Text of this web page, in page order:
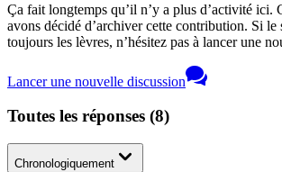
Ça fait longtemps qu’il n’y a plus d’activité ici.
avons décidé d’archiver cette contribution. Si le
toujours les lèvres, n’hésitez pas à lancer une
Lancer une nouvelle discussion
Toutes les réponses (8)
Chronologiquement